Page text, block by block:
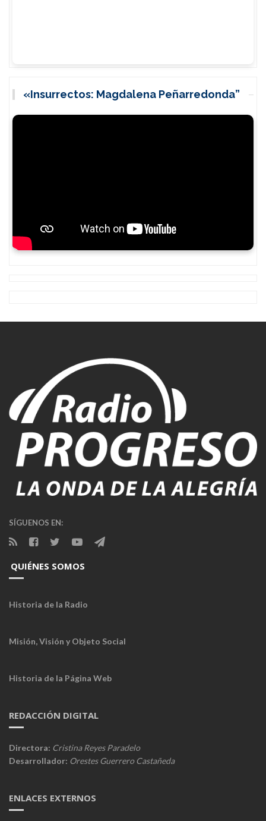
«Insurrectos: Magdalena Peñarredonda”
SÍGUENOS EN:
QUIÉNES SOMOS
Historia de la Radio
Misión, Visión y Objeto Social
Historia de la Página Web
REDACCIÓN DIGITAL
Directora: Cristina Reyes Paradelo
Desarrollador: Orestes Guerrero Castañeda
ENLACES EXTERNOS